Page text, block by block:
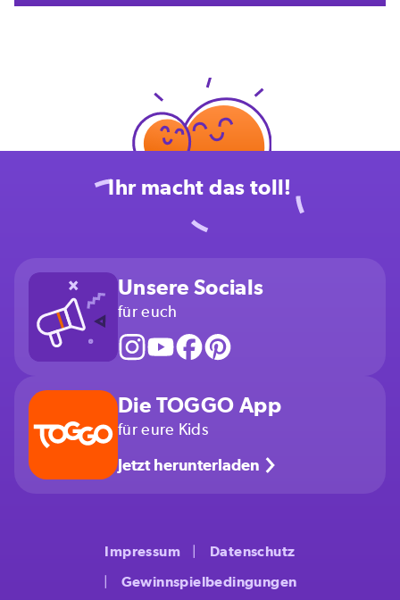
Ihr macht das toll!
Unsere Socials
für euch
Die TOGGO App
für eure Kids
Jetzt herunterladen
Impressum
Datenschutz
Gewinnspielbedingungen